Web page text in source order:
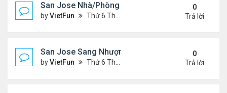
San Jose Nhà/Phòng 6/18/21- 6/25/21
byVietFun Thứ 6 Tháng 6 18, 2021 1:56 pm
0
Trả lời
San Jose Sang Nhượng 6/18/21- 6/25/21
byVietFun Thứ 6 Tháng 6 18, 2021 1:54 pm
0
Trả lời